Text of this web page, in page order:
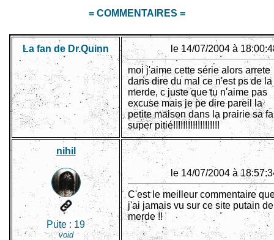
= COMMENTAIRES =
La fan de Dr.Quinn le 14/07/2004 à
moi j'aime cette série alors arrete
dans dire du mal ce n'est ps de la
merde, c juste que tu n'aime pas
excuse mais je pe dire pareil la
petite maison dans la prairie sa
super pitié!!!!!!!!!!!!!!!!!!!
nihil
Pute : 19
void
le 14/07/2004 à
C'est le meilleur commentaire
j'ai jamais vu sur ce site putain de
merde !!